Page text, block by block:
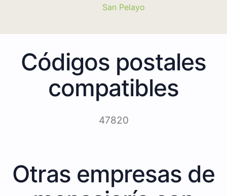
San Pelayo
Códigos postales
compatibles
47820
Otras empresas de